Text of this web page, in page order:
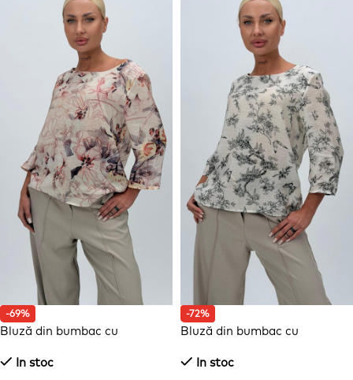
-69%
Bluză din bumbac cu
In stoc
-72%
Bluză din bumbac cu
In stoc